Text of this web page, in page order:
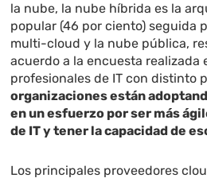
la nube, la nube híbrida es la
popular (46 por ciento) seguida
multi-cloud y la nube pública,
acuerdo a la encuesta realizada
profesionales de IT con distinto
organizaciones están
en un esfuerzo por ser más
de IT y tener la capacidad de
Los principales proveedores